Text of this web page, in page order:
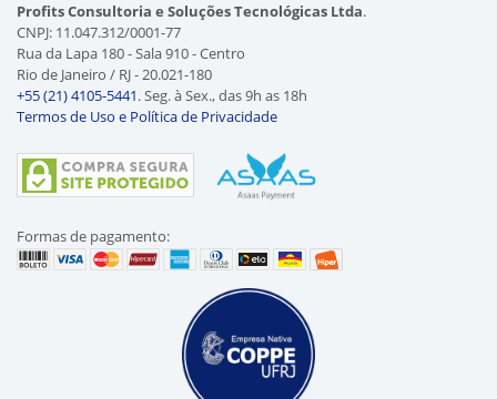
Profits Consultoria e Soluções Tecnológicas Ltda.
CNPJ: 11.047.312/0001-77
Rua da Lapa 180 - Sala 910 - Centro
Rio de Janeiro / RJ - 20.021-180
+55 (21) 4105-5441. Seg. à Sex., das 9h as 18h
Termos de Uso e Política de Privacidade
Formas de pagamento: